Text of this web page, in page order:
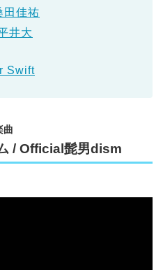
田佳祐
井大
Swift
曲
/ Official髭男dism